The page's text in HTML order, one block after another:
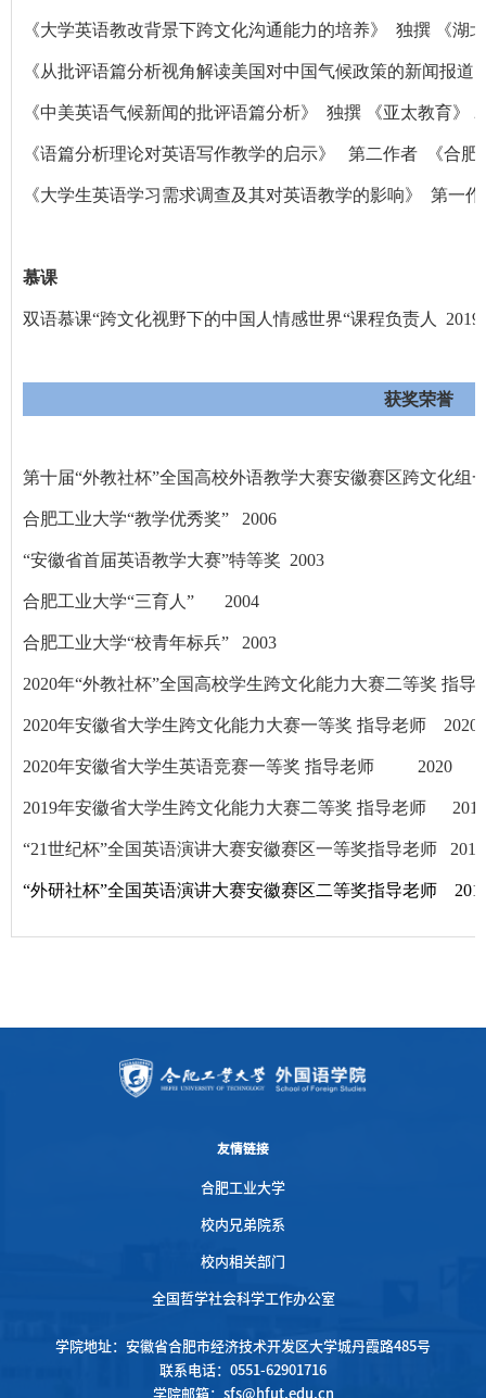
《大学英语教改背景下跨文化沟通能力的培养》 独撰 《湖
《从批评语篇分析视角解读美国对中国气候政策的新闻报道
《中美英语气候新闻的批评语篇分析》 独撰 《亚太教育》
《语篇分析理论对英语写作教学的启示》 第二作者 《合肥
《大学生英语学习需求调查及其对英语教学的影响》 第一
慕课
双语慕课“跨文化视野下的中国人情感世界“课程负责人 2019
获奖荣誉
第十届“外教社杯”全国高校外语教学大赛安徽赛区跨文化组
合肥工业大学“教学优秀奖” 2006
“安徽省首届英语教学大赛”特等奖 2003
合肥工业大学“三育人” 2004
合肥工业大学“校青年标兵” 2003
2020年“外教社杯”全国高校学生跨文化能力大赛二等奖 指导
2020年安徽省大学生跨文化能力大赛一等奖 指导老师 2020
2020年安徽省大学生英语竞赛一等奖 指导老师 2020
2019年安徽省大学生跨文化能力大赛二等奖 指导老师 2019
“21世纪杯”全国英语演讲大赛安徽赛区一等奖指导老师 2016
“外研社杯”全国英语演讲大赛安徽赛区二等奖指导老师
友情链接
合肥工业大学
校内兄弟院系
校内相关部门
全国哲学社会科学工作办公室
学院地址：安徽省合肥市经济技术开发区大学城丹霞路485号
联系电话：0551-62901716
学院邮箱：sfs@hfut.edu.cn